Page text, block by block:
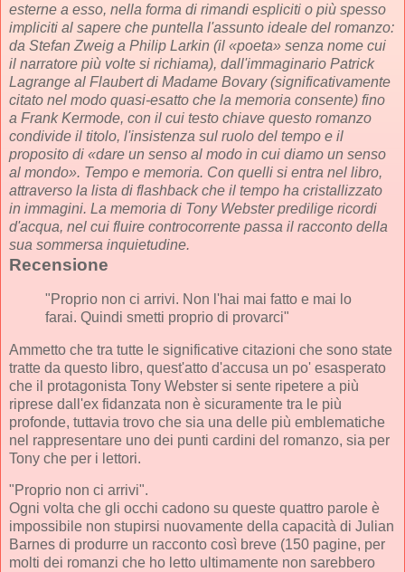
esterne a esso, nella forma di rimandi espliciti o più spesso
impliciti al sapere che puntella l'assunto ideale del romanzo:
da Stefan Zweig a Philip Larkin (il «poeta» senza nome cui
il narratore più volte si richiama), dall'immaginario Patrick
Lagrange al Flaubert di Madame Bovary (significativamente
citato nel modo quasi-esatto che la memoria consente) fino
a Frank Kermode, con il cui testo chiave questo romanzo
condivide il titolo, l'insistenza sul ruolo del tempo e il
proposito di «dare un senso al modo in cui diamo un senso
al mondo». Tempo e memoria. Con quelli si entra nel libro,
attraverso la lista di flashback che il tempo ha cristallizzato
in immagini. La memoria di Tony Webster predilige ricordi
d'acqua, nel cui fluire controcorrente passa il racconto della
sua sommersa inquietudine.
Recensione
"Proprio non ci arrivi. Non l'hai mai fatto e mai lo
farai. Quindi smetti proprio di provarci"
Ammetto che tra tutte le significative citazioni che sono state
tratte da questo libro, quest'atto d'accusa un po' esasperato
che il protagonista Tony Webster si sente ripetere a più
riprese dall'ex fidanzata non è sicuramente tra le più
profonde, tuttavia trovo che sia una delle più emblematiche
nel rappresentare uno dei punti cardini del romanzo, sia per
Tony che per i lettori.
"Proprio non ci arrivi".
Ogni volta che gli occhi cadono su queste quattro parole è
impossibile non stupirsi nuovamente della capacità di Julian
Barnes di produrre un racconto così breve (150 pagine, per
molti dei romanzi che ho letto ultimamente non sarebbero